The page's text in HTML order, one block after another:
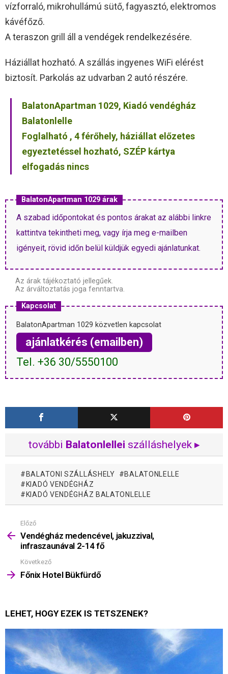
vízforraló, mikrohullámú sütő, fagyasztó, elektromos
kávéfőző.
A teraszon grill áll a vendégek rendelkezésére.
Háziállat hozható. A szállás ingyenes WiFi elérést
biztosít. Parkolás az udvarban 2 autó részére.
BalatonApartman 1029, Kiadó vendégház
Balatonlelle
Foglalható , 4 férőhely, háziállat előzetes
egyeztetéssel hozható, SZÉP kártya
elfogadás nincs
BalatonApartman 1029 árak
A szabad időpontokat és pontos árakat az alábbi linkre
kattintva tekintheti meg, vagy írja meg e-mailben
igényeit, rövid időn belül küldjük egyedi ajánlatunkat.
Az árak tájékoztató jellegűek.
Az árváltoztatás joga fenntartva.
Kapcsolat
BalatonApartman 1029 közvetlen kapcsolat
ajánlatkérés (emailben)
Tel. +36 30/5550100
további Balatonlellei szálláshelyek ▸
BALATONI SZÁLLÁSHELY
BALATONLELLE
KIADÓ VENDÉGHÁZ
KIADÓ VENDÉGHÁZ BALATONLELLE
Mutass
többet
Előző
Vendégház medencével, jakuzzival,
infraszaunával 2-14 fő
Következő
Főnix Hotel Bükfürdő
LEHET, HOGY EZEK IS TETSZENEK?